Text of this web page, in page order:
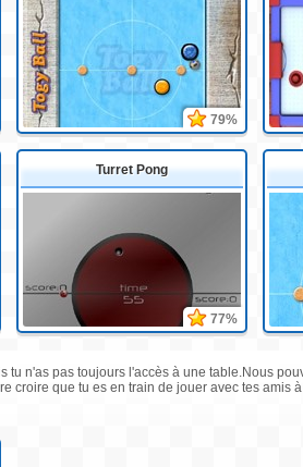
79%
Turret Pong
77%
tu n'as pas toujours l'accès à une table.Nous
croire que tu es en train de jouer avec tes